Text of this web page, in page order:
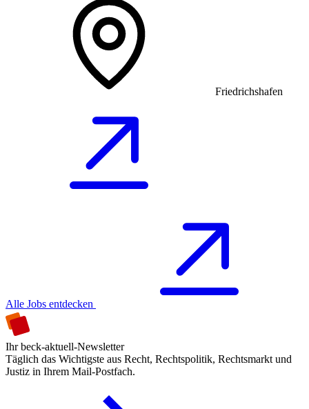
Friedrichshafen
Alle Jobs entdecken
Ihr beck-aktuell-Newsletter
Täglich das Wichtigste aus Recht, Rechtspolitik, Rechtsmarkt und
Justiz in Ihrem Mail-Postfach.